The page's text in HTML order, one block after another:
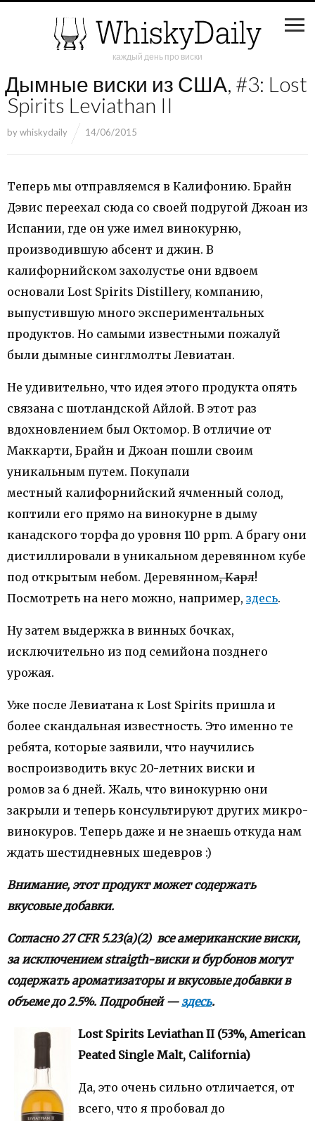
каждый день про виски
Дымные виски из США, #3: Lost
Spirits Leviathan II
bywhiskydaily 14/06/2015
Теперь мы отправляемся в Калифонию. Брайн
Дэвис переехал сюда со своей подругой Джоан из
Испании, где он уже имел винокурню,
производившую абсент и джин. В
калифорнийском захолустье они вдвоем
основали Lost Spirits Distillery, компанию,
выпустившую много экспериментальных
продуктов. Но самыми известными пожалуй
были дымные синглмолты Левиатан.
Не удивительно, что идея этого продукта опять
связана с шотландской Айлой. В этот раз
вдохновлением был Октомор. В отличие от
Маккарти, Брайн и Джоан пошли своим
уникальным путем. Покупали
местный калифорнийский ячменный солод,
коптили его прямо на винокурне в дыму
канадского торфа до уровня 110 ppm. А брагу они
дистиллировали в уникальном деревянном кубе
под открытым небом. Деревянном, Карл!
Посмотреть на него можно, например, здесь.
Ну затем выдержка в винных бочках,
исключительно из под семийона позднего
урожая.
Уже после Левиатана к Lost Spirits пришла и
более скандальная известность. Это именно те
ребята, которые заявили, что научились
воспроизводить вкус 20-летних виски и
ромов за 6 дней. Жаль, что винокурню они
закрыли и теперь консультируют других микро-
винокуров. Теперь даже и не знаешь откуда нам
ждать шестидневных шедевров :)
Внимание, этот продукт может содержать
вкусовые добавки.
Согласно 27 CFR 5.23(a)(2) все американские виски,
за исключением straigth-виски и бурбонов могут
содержать ароматизаторы и вкусовые добавки в
объеме до 2.5%. Подробней —здесь.
Lost Spirits Leviathan II (53%, American
Peated Single Malt, California)
Да, это очень сильно отличается, от
всего, что я пробовал до